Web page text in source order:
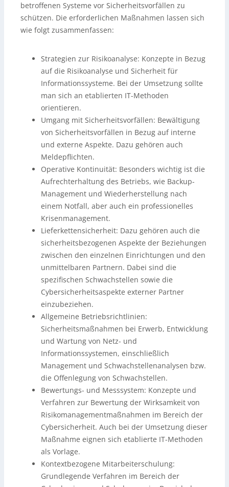
betroffenen Systeme vor Sicherheitsvorfällen zu
schützen. Die erforderlichen Maßnahmen lassen sich
wie folgt zusammenfassen:
Strategien zur Risikoanalyse: Konzepte in Bezug
auf die Risikoanalyse und Sicherheit für
Informationssysteme. Bei der Umsetzung sollte
man sich an etablierten IT-Methoden
orientieren.
Umgang mit Sicherheitsvorfällen: Bewältigung
von Sicherheitsvorfällen in Bezug auf interne
und externe Aspekte. Dazu gehören auch
Meldepflichten.
Operative Kontinuität: Besonders wichtig ist die
Aufrechterhaltung des Betriebs, wie Backup-
Management und Wiederherstellung nach
einem Notfall, aber auch ein professionelles
Krisenmanagement.
Lieferkettensicherheit: Dazu gehören auch die
sicherheitsbezogenen Aspekte der Beziehungen
zwischen den einzelnen Einrichtungen und den
unmittelbaren Partnern. Dabei sind die
spezifischen Schwachstellen sowie die
Cybersicherheitsaspekte externer Partner
einzubeziehen.
Allgemeine Betriebsrichtlinien:
Sicherheitsmaßnahmen bei Erwerb, Entwicklung
und Wartung von Netz- und
Informationssystemen, einschließlich
Management und Schwachstellenanalysen bzw.
die Offenlegung von Schwachstellen.
Bewertungs- und Messsystem: Konzepte und
Verfahren zur Bewertung der Wirksamkeit von
Risikomanagementmaßnahmen im Bereich der
Cybersicherheit. Auch bei der Umsetzung dieser
Maßnahme eignen sich etablierte IT-Methoden
als Vorlage.
Kontextbezogene Mitarbeiterschulung:
Grundlegende Verfahren im Bereich der